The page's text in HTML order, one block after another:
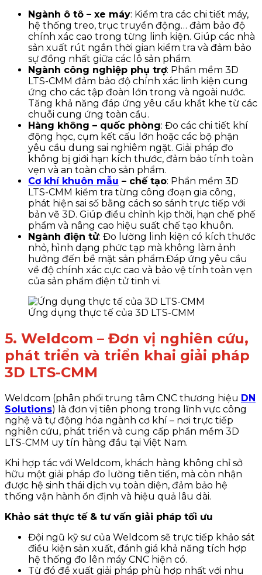
Ngành ô tô – xe máy: Kiểm tra các chi tiết máy,
hệ thống treo, trục truyền động… đảm bảo độ
chính xác cao trong từng linh kiện. Giúp các nhà
sản xuất rút ngắn thời gian kiểm tra và đảm bảo
sự đồng nhất giữa các lô sản phẩm.
Ngành công nghiệp phụ trợ: Phần mềm 3D
LTS-CMM đảm bảo độ chính xác linh kiện cung
ứng cho các tập đoàn lớn trong và ngoài nước.
Tăng khả năng đáp ứng yêu cầu khắt khe từ các
chuỗi cung ứng toàn cầu.
Hàng không – quốc phòng: Đo các chi tiết khí
động học, cụm kết cấu lớn hoặc các bộ phận
yêu cầu dung sai nghiêm ngặt. Giải pháp đo
không bị giới hạn kích thước, đảm bảo tính toàn
vẹn và an toàn cho sản phẩm.
Cơ khí khuôn mẫu – chế tạo: Phần mềm 3D
LTS-CMM kiểm tra từng công đoạn gia công,
phát hiện sai số bằng cách so sánh trực tiếp với
bản vẽ 3D. Giúp điều chỉnh kịp thời, hạn chế phế
phẩm và nâng cao hiệu suất chế tạo khuôn.
Ngành điện tử: Đo lường linh kiện có kích thước
nhỏ, hình dạng phức tạp mà không làm ảnh
hưởng đến bề mặt sản phẩm.Đáp ứng yêu cầu
về độ chính xác cực cao và bảo vệ tính toàn vẹn
của sản phẩm điện tử tinh vi.
Ứng dụng thực tế của 3D LTS-CMM
5. Weldcom – Đơn vị nghiên cứu,
phát triển và triển khai giải pháp
3D LTS-CMM
Weldcom (phân phối trung tâm CNC thương hiệu DN
Solutions) là đơn vị tiên phong trong lĩnh vực công
nghệ và tự động hóa ngành cơ khí – nơi trực tiếp
nghiên cứu, phát triển và cung cấp phần mềm 3D
LTS-CMM uy tín hàng đầu tại Việt Nam.
Khi hợp tác với Weldcom, khách hàng không chỉ sở
hữu một giải pháp đo lường tiên tiến, mà còn nhận
được hệ sinh thái dịch vụ toàn diện, đảm bảo hệ
thống vận hành ổn định và hiệu quả lâu dài.
Khảo sát thực tế & tư vấn giải pháp tối ưu
Đội ngũ kỹ sư của Weldcom sẽ trực tiếp khảo sát
điều kiện sản xuất, đánh giá khả năng tích hợp
hệ thống đo lên máy CNC hiện có.
Từ đó đề xuất giải pháp phù hợp nhất với nhu